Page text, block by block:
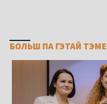
БОЛЬШ ПА ГЭТАЙ ТЭМЕ